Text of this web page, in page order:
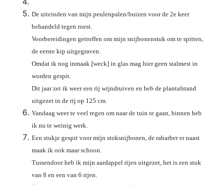
De uiteinden van mijn peulenpalen/buizen voor de 2e keer
behandeld tegen roest.
Voorbereidingen getroffen om mijn snijbonenstuk om te spitten,
de eerste kip uitgegraven.
Omdat ik nog inmaak [weck] in glas mag hier geen stalmest in
worden gespit.
Dit jaar zet ik weer een rij wijndruiven en heb de plantafstand
uitgezet in de rij op 125 cm.
Vandaag weer te veel regen om naar de tuin te gaan, binnen heb
ik nu te weinig werk.
Een stukje gespit voor mijn stoksnijbonen, de rabarber er naast
maak ik ook maar schoon.
Tussendoor heb ik mijn aardappel rijen uitgezet, het is een stuk
van 8 en een van 6 rijen.